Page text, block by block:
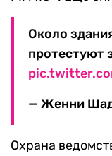
Около
протестуют
— Женни
Охрана